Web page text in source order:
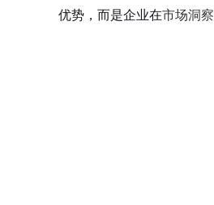
优势，而是企业在市场洞察